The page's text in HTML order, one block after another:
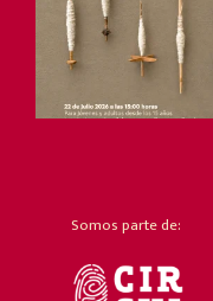
Somos parte de: